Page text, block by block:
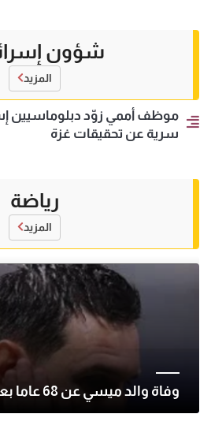
شؤون
المزيد
موظف أممي زوّد دبلوماسيين
سرية عن تحقيقات غزة
رياضة
المزيد
وفاة والد ميسي عن 68 عاما بعد صراع مع المرض